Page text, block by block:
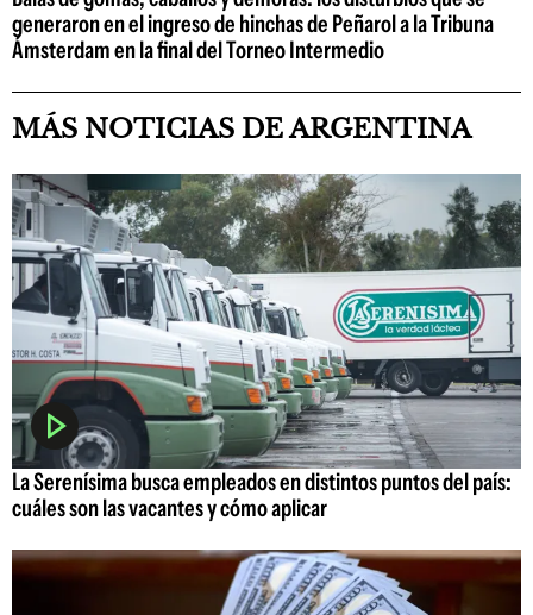
generaron en el ingreso de hinchas de Peñarol a la Tribuna
Ámsterdam en la final del Torneo Intermedio
MÁS NOTICIAS DE ARGENTINA
La Serenísima busca empleados en distintos puntos del país:
cuáles son las vacantes y cómo aplicar